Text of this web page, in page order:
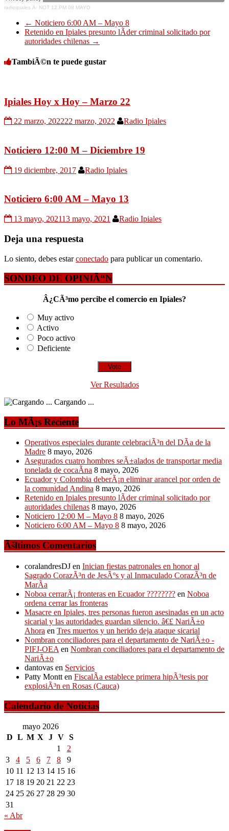
radioipiales Â· NOT 12.PM 08 MAYO
← Noticiero 6:00 AM – Mayo 8
Retenido en Ipiales presunto lÃ­der criminal solicitado por
autoridades chilenas →
TambiÃ©n te puede gustar
Ipiales Hoy x Hoy – Marzo 22
22 marzo, 202222 marzo, 2022 Radio Ipiales
Noticiero 12:00 M – Diciembre 19
19 diciembre, 2017 Radio Ipiales
Noticiero 6:00 AM – Mayo 13
13 mayo, 202113 mayo, 2021 Radio Ipiales
Deja una respuesta
Lo siento, debes estarconectado para publicar un comentario.
SONDEO DE OPINIÃ“N
Â¿CÃ³mo percibe el comercio en Ipiales?
Muy activo
Activo
Poco activo
Deficiente
Ver Resultados
Cargando ...
Lo MÃ¡s Reciente
Operativos especiales durante celebraciÃ³n del DÃ­a de la
Madre 8 mayo, 2026
Asegurados cuatro hombres seÃ±alados de transportar media
tonelada de cocaÃ­na 8 mayo, 2026
Ecuador y Colombia deberÃ¡n eliminar arancel por orden de
la comunidad Andina 8 mayo, 2026
Retenido en Ipiales presunto lÃ­der criminal solicitado por
autoridades chilenas 8 mayo, 2026
Noticiero 12:00 M – Mayo 8 8 mayo, 2026
Noticiero 6:00 AM – Mayo 8 8 mayo, 2026
Ãšltimos Comentarios
coralandresDJ en Inician fiestas patronales en honor al
Sagrado CorazÃ³n de JesÃºs y al Inmaculado CorazÃ³n de
MarÃ­a
Noboa cerrarÃ¡ fronteras en Ecuador ???????? en Noboa
ordena cerrar las fronteras
Masacre en Ipiales, tres personas fueron asesinadas en un acto
sicarial y las autoridades guardan silencio. â€£ NariÃ±o
Ahora en Tres muertos y un herido deja ataque sicarial
Nombran conciliadores para el departamento de NariÃ±o -
PIFJ-OEA en Nombran conciliadores para el departamento de
NariÃ±o
dantovas en Servicios
Patty Montt en FiscalÃ­a establece primera hipÃ³tesis por
explosiÃ³n en Rosas (Cauca)
Calendario de Noticias
mayo 2026
D L M X J V S
1
2
3
4 5 6 7 8
9
10 11 12 13 14 15 16
17 18 19 20 21 22 23
24 25 26 27 28 29 30
31
« Abr